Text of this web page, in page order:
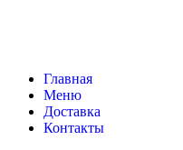
Главная
Меню
Доставка
Контакты